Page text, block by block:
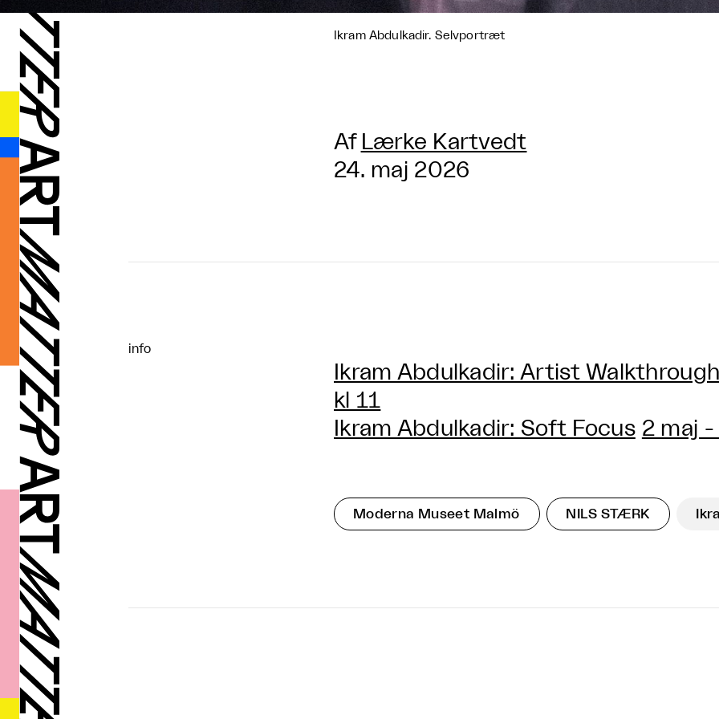
Ikram Abdulkadir. Selvportræt
Af Lærke Kartvedt
24. maj 2026
info
Ikram Abdulkadir: Artist
kl 11
Ikram Abdulkadir: Soft Focus 2 maj
Moderna Museet Malmö NILS STÆRK